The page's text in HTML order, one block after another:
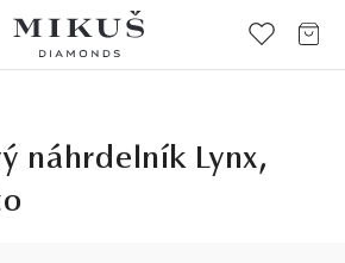
náhrdelník Lynx,